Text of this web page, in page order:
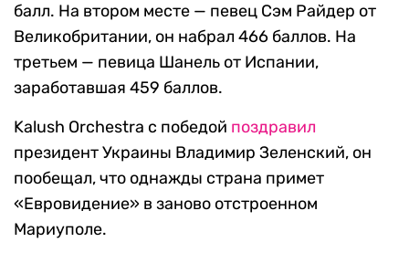
балл. На втором месте — певец Сэм Райдер от
Великобритании, он набрал 466 баллов. На
третьем — певица Шанель от Испании,
заработавшая 459 баллов.
Kalush Orchestra с победой поздравил
президент Украины Владимир Зеленский, он
пообещал, что однажды страна примет
«Евровидение» в заново отстроенном
Мариуполе.